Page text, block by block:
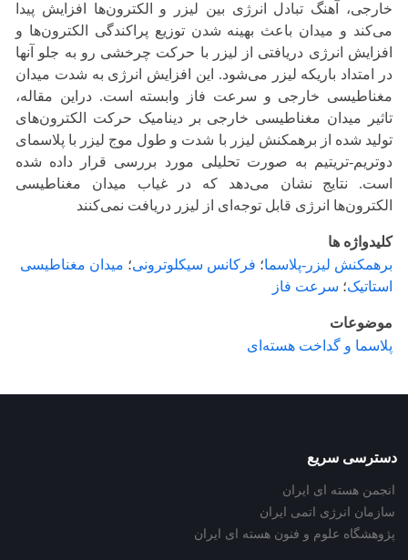
خارجی، آهنگ تبادل انرژی بین لیزر و الکترون‌ها افزایش پیدا
می‌کند و میدان باعث بهینه شدن توزیع پراکندگی الکترون‌ها و
افزایش انرژی دریافتی از لیزر با حرکت چرخشی رو به جلو آنها
در امتداد باریکه لیزر می‌شود. این افزایش انرژی به شدت میدان
مغناطیسی خارجی و سرعت فاز وابسته است. دراین مقاله،
تاثیر میدان مغناطیسی خارجی بر دینامیک حرکت الکترون‌های
تولید شده از برهمکنش لیزر با شدت و طول موج لیزر با پلاسمای
دوتریم-تریتیم به صورت تحلیلی مورد بررسی قرار داده شده
است. نتایج نشان می‌دهد که در غیاب میدان مغناطیسی
الکترون‌ها انرژی قابل توجه‌ای از لیزر دریافت نمی‌کنند
کلیدواژه ها
برهمکنش لیزر-پلاسما؛ فرکانس سیکلوترونی؛ میدان مغناطیسی
استاتیک؛ سرعت فاز
موضوعات
پلاسما و گداخت هسته‌ای
دسترسی سریع
انجمن هسته ای ایران
سازمان انرژی اتمی ایران
پژوهشگاه علوم و فنون هسته ای ایران